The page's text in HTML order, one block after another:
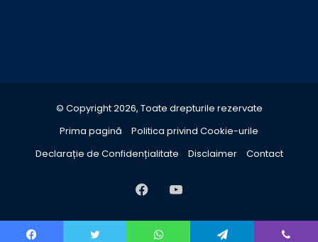
© Copyright 2026, Toate drepturile rezervate
Prima pagină
Politica privind Cookie-urile
Declarație de Confidențialitate
Disclaimer Contact
FacebookYouTube